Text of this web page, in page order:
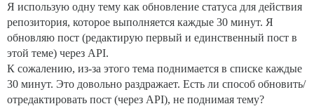
Я использую одну тему как обновление статуса для действия
репозитория, которое выполняется каждые 30 минут. Я
обновляю пост (редактирую первый и единственный пост в
этой теме) через API.
К сожалению, из-за этого тема поднимается в списке каждые
30 минут. Это довольно раздражает. Есть ли способ обновить/
отредактировать пост (через API), не поднимая тему?